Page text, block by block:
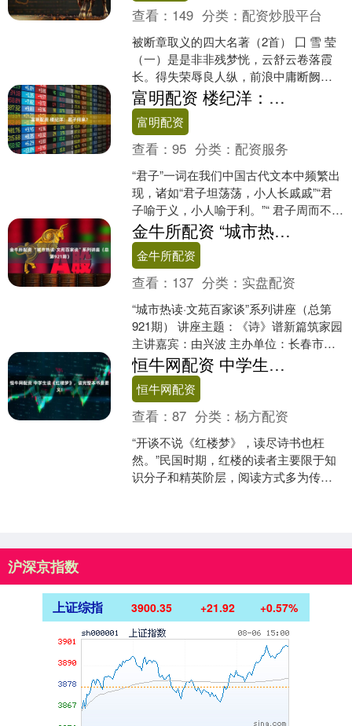
查看： 149 分类：配资炒股平台
被断章取义的四大名著（2首） 囗 雪 莹
（一）是是非非残梦恍，云舒云卷落霞
长。得失荣辱良人纵，前浪中庸断阙
茫！ （二）采石江畔离魂古，虎斗龙争
信笔涂。纸上谈兵....
富明配资 楼纪洋：君子何来？
富明配资
查看：95 分类：配资服务
“君子”一词在我们中国古代文本中频繁出
现，诸如“君子坦荡荡，小人长戚戚”“君
子喻于义，小人喻于利。”“ 君子周而不
比，小人比而不周”“君子以成人之美”等
等，我们....
金牛所配资 “城市热读·文苑百家谈”系列讲座（总第921期）
金牛所配资
查看： 137 分类： 实盘配资
“城市热读·文苑百家谈”系列讲座（总第
921期） 讲座主题：《诗》谱新篇筑家园
主讲嘉宾：由兴波 主办单位：长春市图
书馆 讲座时间：2025年9月13日9:30....
恒牛网配资 中学生读《红楼梦》，读完整本书是要义！
恒牛网配资
查看：87 分类：杨方配资
“开谈不说《红楼梦》，读尽诗书也枉
然。”民国时期，红楼的读者主要限于知
识分子和精英阶层，阅读方式多为传统
沪深京指数
上证综指 3900.35 +21.92 +0.57%